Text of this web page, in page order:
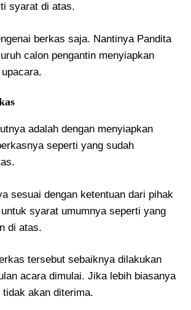
syarat di atas.
berkas saja. Nantinya Pandita
calon pengantin menyiapkan
adalah dengan menyiapkan
seperti yang sudah
sesuai dengan ketentuan dari pihak
syarat umumnya seperti yang
di atas.
tersebut sebaiknya dilakukan
acara dimulai. Jika lebih biasanya
akan diterima.